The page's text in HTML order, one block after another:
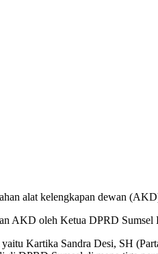
alat kelengkapan dewan
AKD oleh Ketua DPRD
Kartika Sandra Desi, SH